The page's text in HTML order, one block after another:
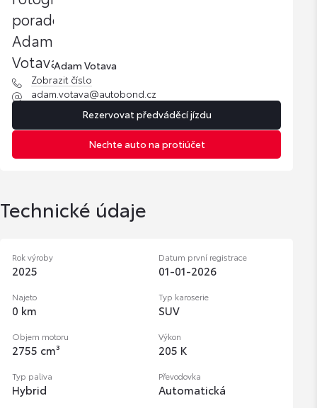
Adam Votava
Zobrazit číslo
adam.votava@autobond.cz
Rezervovat předváděcí jízdu
Nechte auto na protiúčet
Technické údaje
Rok výroby
2025
Datum první registrace
01-01-2026
Najeto
0 km
Typ karoserie
SUV
Objem motoru
2755 cm³
Výkon
205 K
Typ paliva
Hybrid
Převodovka
Automatická